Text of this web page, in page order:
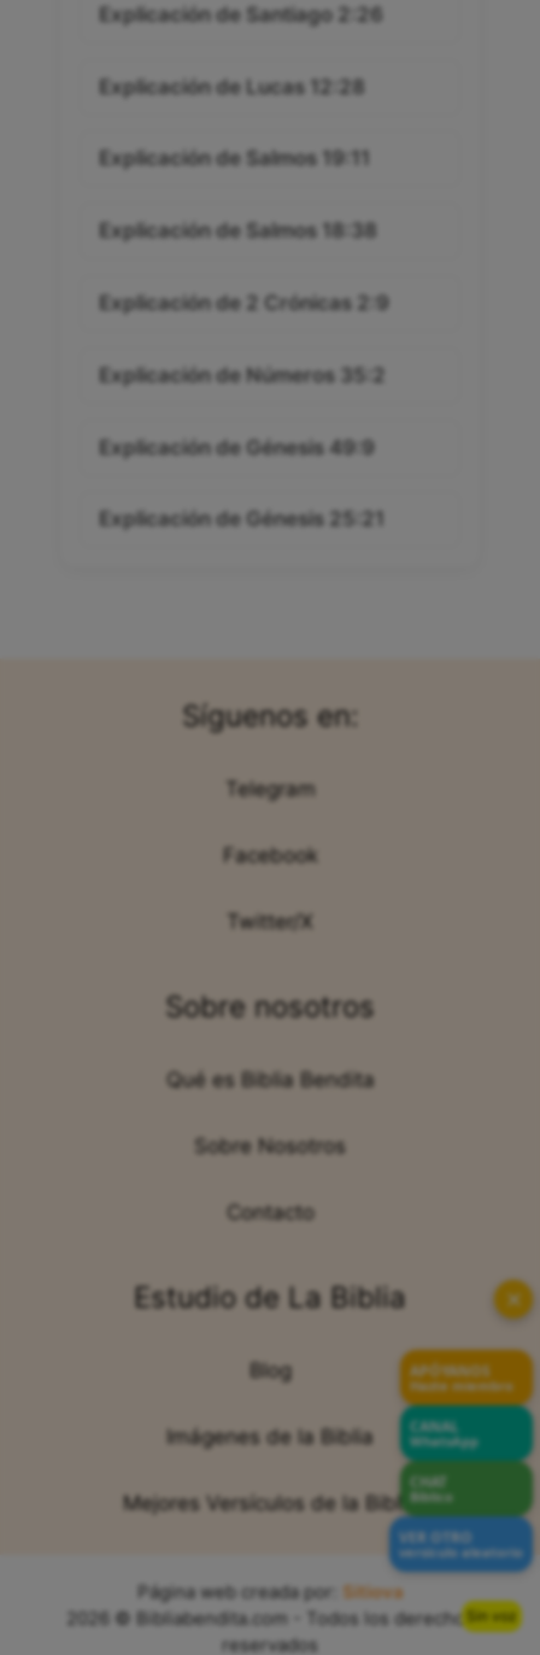
Sin voz
Explicación de Santiago 2:26
Explicación de Lucas 12:28
Explicación de Salmos 19:11
Explicación de Salmos 18:38
Explicación de 2 Crónicas 2:9
Explicación de Números 35:2
Explicación de Génesis 49:9
Explicación de Génesis 25:21
Síguenos en:
Telegram
Facebook
Twitter/X
Sobre nosotros
Qué es Biblia Bendita
Sobre Nosotros
Contacto
Estudio de La Biblia
Blog
Imágenes de la Biblia
Mejores Versículos de la Biblia
Página web creada por:
Sitiova
2026 © Bibliabendita.com - Todos los derechos
reservados
✕
APÓYANOS
Hazte miembro
CANAL
WhatsApp
CHAT
Bíblico
VER OTRO
versículo aleatorio